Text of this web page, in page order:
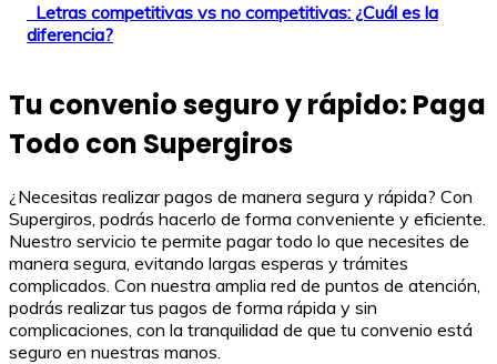
Letras competitivas vs no competitivas: ¿Cuál es la
diferencia?
Tu convenio seguro y rápido: Paga
Todo con Supergiros
¿Necesitas realizar pagos de manera segura y rápida? Con
Supergiros, podrás hacerlo de forma conveniente y eficiente.
Nuestro servicio te permite pagar todo lo que necesites de
manera segura, evitando largas esperas y trámites
complicados. Con nuestra amplia red de puntos de atención,
podrás realizar tus pagos de forma rápida y sin
complicaciones, con la tranquilidad de que tu convenio está
seguro en nuestras manos.